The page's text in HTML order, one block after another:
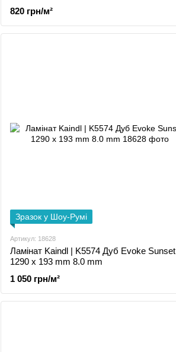
820 грн/м²
Зразок у Шоу-Румі
Артикул: 18628
Ламінат Kaindl | K5574 Дуб Evoke Sunset
1290 x 193 mm 8.0 mm
1 050 грн/м²